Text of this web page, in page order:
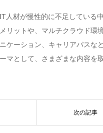
人材が慢性的に不足している
リットや、マルチクラウド環
ケーション、キャリアパスな
マとして、さまざまな内容を